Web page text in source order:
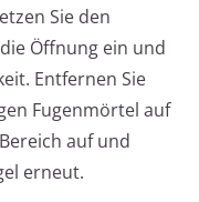
Sie den
Öffnung ein und
Entfernen Sie
Fugenmörtel auf
auf und
erneut.